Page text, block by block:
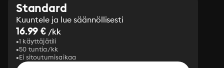
Standard
Kuuntele ja lue säännöllisesti
16.99 € /kk
1 käyttäjätili
50 tuntia/kk
Ei sitoutumisaikaa